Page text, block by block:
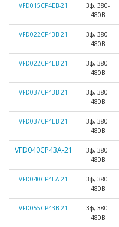
VFD015СP4EB-21
3ф, 380-
480В
VFD022СP43B-21
3ф, 380-
480В
VFD022СP4EB-21
3ф, 380-
480В
VFD037СP43B-21
3ф, 380-
480В
VFD037СP4EB-21
3ф, 380-
480В
VFD040СP43А-21
3ф, 380-
480В
VFD040СP4EА-21
3ф, 380-
480В
VFD055СP43B-21
3ф, 380-
480В